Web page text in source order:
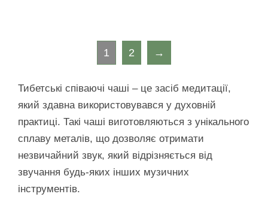
1 2 →
Тибетські співаючі чаші – це засіб медитації,
який здавна використовувався у духовній
практиці. Такі чаші виготовляються з унікального
сплаву металів, що дозволяє отримати
незвичайний звук, який відрізняється від
звучання будь-яких інших музичних
інструментів.